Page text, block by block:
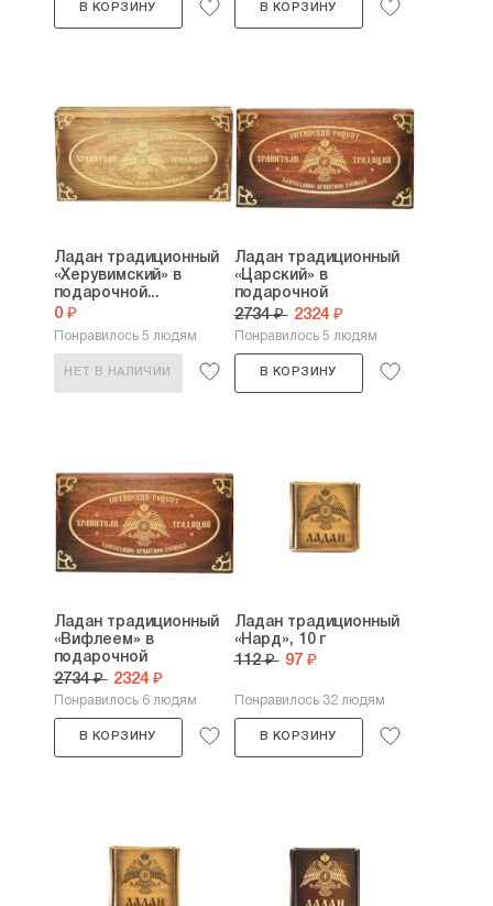
В КОРЗИНУ В КОРЗИНУ
Ладан традиционный
«Херувимский» в
подарочной...
0 ₽
Понравилось 5 людям
НЕТ В НАЛИЧИИ
Ладан традиционный
«Царский» в
подарочной
упаковке...
2734 ₽ 2324 ₽
Понравилось 5 людям
В КОРЗИНУ
Ладан традиционный
«Вифлеем» в
подарочной
упаковке...
2734 ₽ 2324 ₽
Понравилось 6 людям
В КОРЗИНУ
Ладан традиционный
«Нард», 10 г
112 ₽ 97 ₽
Понравилось 32 людям
В КОРЗИНУ